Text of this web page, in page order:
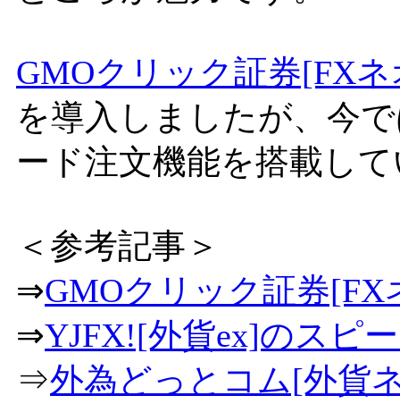
GMOクリック証券[FX
を導入しましたが、今
ード注文機能を搭載し
＜参考記事＞
⇒GMOクリック証券
⇒YJFX![外貨ex]のスピ
⇒外為どっとコム[外貨